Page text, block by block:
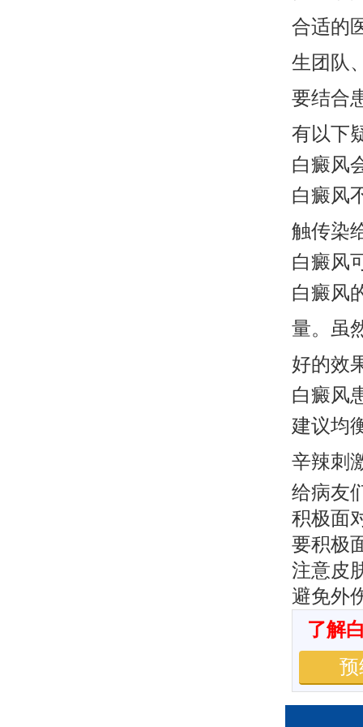
合适的
生团队
要结合
有以下
白癜风
白癜风
触传染
白癜风
白癜风
量。虽
好的效
白癜风
建议均
辛辣刺
给病友
积极面
要积极
注意皮
避免外
了解